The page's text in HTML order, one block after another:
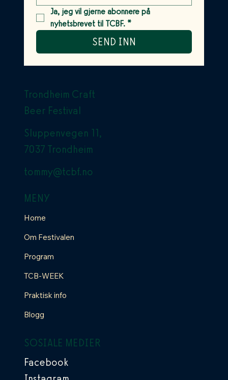
Ja, jeg vil gjerne abonnere på
nyhetsbrevet til TCBF. *
SEND INN
Trondheim Craft
Beer Festival
Sluppenvegen 11,
7037 Trondheim
tommy@tcbf.no
MENY
Home
Om Festivalen
Program
TCB-WEEK
Praktisk info
Blogg
SOSIALE MEDIER
Facebook